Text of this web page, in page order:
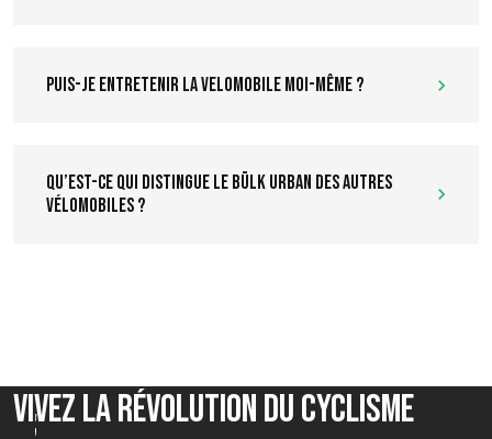
Puis-je entretenir la velomobile moi-même ?
Qu’est-ce qui distingue le Bülk Urban des autres
vélomobiles ?
Vivez la révolution du cyclisme